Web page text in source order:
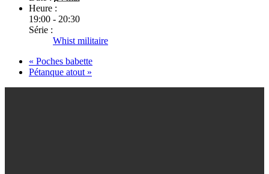
Heure :
19:00 - 20:30
Série :
Whist militaire
« Poches babette
Pétanque atout »